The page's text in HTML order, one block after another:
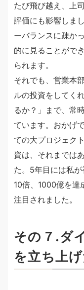
たび飛び越え、上
評価にも影響しま
ーバランスに疎か
的に見ることがで
られます。
それでも、営業本
ルの投資をしてく
るか？」まで、常
ています。おかげ
ての大プロジェク
資は、それまでは
た。5年目には私
10倍、1000億を達
注目されました。
その７.ダ
を立ち上